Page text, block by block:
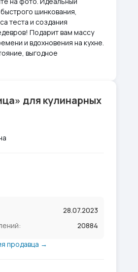
шинкования,
теста и создания
Подарит вам массу
и вдохновения на кухне.
выгодное
для кулинарных
28.07.2023
20884
продавца →